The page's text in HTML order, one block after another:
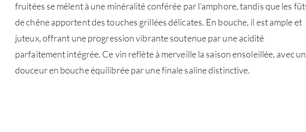
fruitées se mêlent à une minéralité conférée par l’amphore, tandis que les
de chêne apportent des touches grillées délicates. En bouche, il est ample et
juteux, offrant une progression vibrante soutenue par une acidité
parfaitement intégrée. Ce vin reflète à merveille la saison ensoleillée, avec
douceur en bouche équilibrée par une finale saline distinctive.